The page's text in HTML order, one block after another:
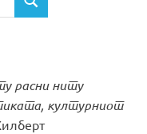
SEARCH
расни ниту
културниот